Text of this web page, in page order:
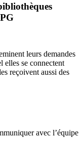
leurs demandes
elles se connectent
reçoivent aussi des
avec l’équipe